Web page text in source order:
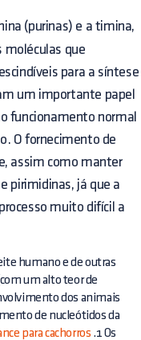
(purinas) e a timina,
moléculas que
para a síntese
um importante papel
funcionamento normal
O fornecimento de
assim como manter
pirimidinas, já que a
muito difícil a
humano e de outras
um alto teor de
dos animais
de nucleótidos da
para cachorros .1 Os